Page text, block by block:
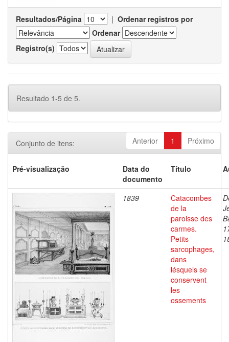
Resultados/Página | Ordenar registros por
Ordenar
Registro(s)
Resultado 1-5 de 5.
Anterior 1 Próximo
Conjunto de itens:
Pré-visualização
Data do
documento
Título
1839
Catacombes
de la
paroisse des
carmes.
Petits
sarcophages,
dans
lésquels se
conservent
les
ossements